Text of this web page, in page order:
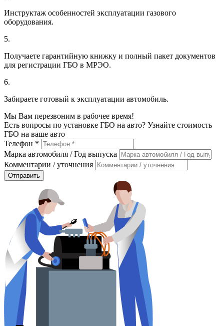
Инструктаж особенностей эксплуатации газового
оборудования.
5.
Получаете гарантийную книжку и полный пакет документов
для регистрации ГБО в МРЭО.
6.
Забираете готовый к эксплуатации автомобиль.
Мы Вам перезвоним в рабочее время!
Есть вопросы по установке ГБО на авто? Узнайте стоимость
ГБО на ваше авто
Телефон *
Марка автомобиля / Год выпуска
Комментарии / уточнения
Отправить